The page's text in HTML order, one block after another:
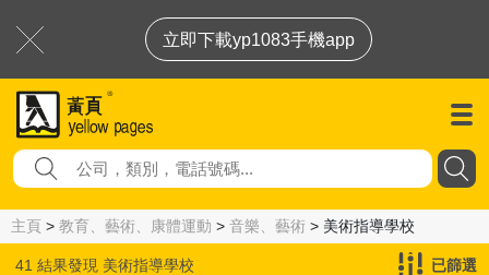
立即下載yp1083手機app
主頁 > 教育、藝術、康體運動 > 音樂、藝術 > 美術指導學校
41 結果發現 美術指導學校 已篩選